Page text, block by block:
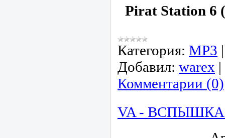
Pirat Station 6
Категория: МР3
Добавил: warex |
Комментарии (0)
VA - BСПЫШКА